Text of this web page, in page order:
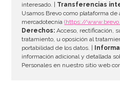
interesado. | Transferencias
Usamos Brevo como plataforma
mercadotecnia(https://
Derechos: Acceso, rectificación,
tratamiento, u oposición al
portabilidad de los datos. |
información adicional y detallada
Personales en nuestro sitio web